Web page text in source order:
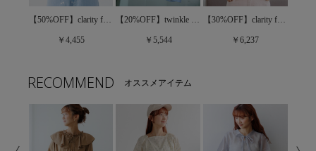
【50%OFF】clarity flower blouse～ｸﾗﾘﾃｨﾌﾗﾜｰﾌﾞﾗｳｽ
￥4,455
【20%OFF】twinkle gather blouse～ﾄｩｲﾝｸﾙｷﾞｬｻﾞｰﾌﾞﾗｳｽ
￥5,544
【30%OFF】clarity flower half blouse～ｸﾗﾘﾃｨﾌﾗﾜｰﾊｰﾌﾌﾞﾗｳｽ
￥6,237
RECOMMEND オススメアイテム